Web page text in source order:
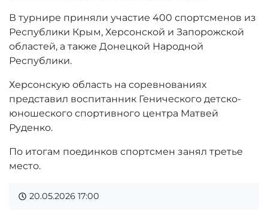
В турнире приняли участие 400 спортсменов из
Республики Крым, Херсонской и Запорожской
областей, а также Донецкой Народной
Республики.
Херсонскую область на соревнованиях
представил воспитанник Генического детско-
юношеского спортивного центра Матвей
Руденко.
По итогам поединков спортсмен занял третье
место.
20.05.2026 17:00